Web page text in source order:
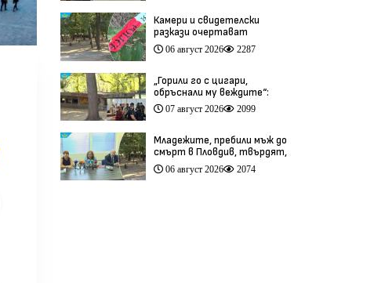
Камери и свидетелски
разкази очертават
хронологията на фаталния
побой край Младежкия хълм
06 август 2026 2287
„Горили го с цигари,
обръснали му веждите“:
Побойниците от Пловдив
остават в ареста (видео)
07 август 2026 2099
Младежите, пребили мъж до
смърт в Пловдив, твърдят,
че са „ловци на педофили”
(видео)
06 август 2026 2074